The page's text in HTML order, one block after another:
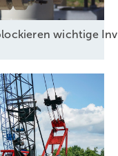
wichtige